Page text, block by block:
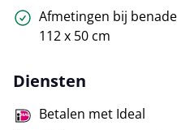
Afmetingen bij
112 x 50 cm
Diensten
Betalen met Ideal